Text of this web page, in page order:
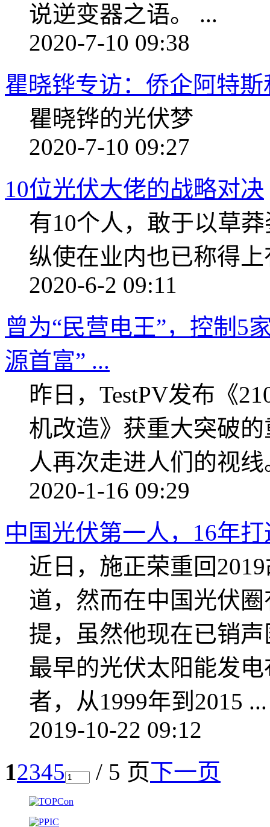
说逆变器之语。 ...
2020-7-10 09:38
瞿晓铧专访：侨企阿特斯
瞿晓铧的光伏梦
2020-7-10 09:27
10位光伏大佬的战略对决
有10个人，敢于以草
纵使在业内也已称得
2020-6-2 09:11
曾为“民营电王”，控制5
源首富” ...
昨日，TestPV发布《
机改造》获重大突破
人再次走进人们的视线
2020-1-16 09:29
中国光伏第一人，16年
近日，施正荣重回
道，然而在中国光伏
提，虽然他现在已销
最早的光伏太阳能发
者，从1999年到2015 ...
2019-10-22 09:12
12345 / 5 页下一页